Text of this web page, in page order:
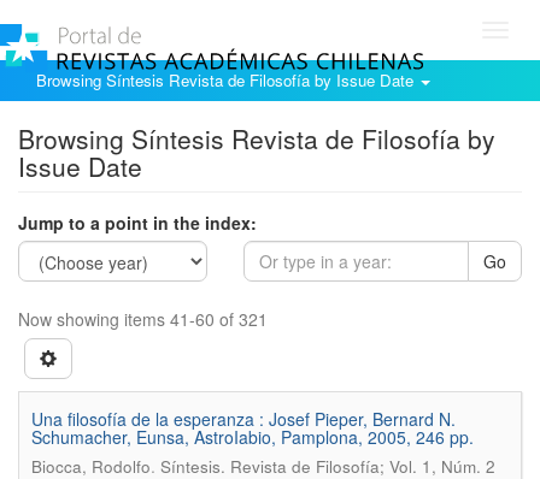
Browsing Síntesis Revista de Filosofía by Issue Date
Browsing Síntesis Revista de Filosofía by
Issue Date
Jump to a point in the index:
Go
Now showing items 41-60 of 321
Una filosofía de la esperanza : Josef Pieper, Bernard N.
Schumacher, Eunsa, AstroIabio, Pamplona, 2005, 246 pp.
Biocca, Rodolfo. Síntesis. Revista de Filosofía; Vol. 1, Núm. 2